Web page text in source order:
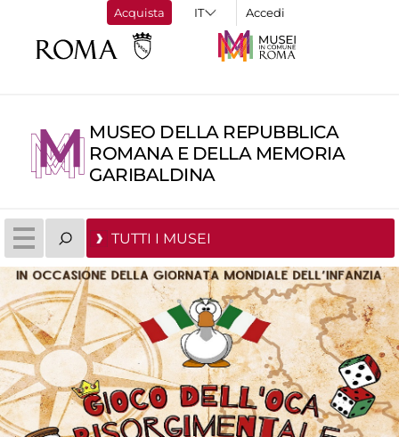
Acquista Accedi
MUSEO DELLA REPUBBLICA
ROMANA E DELLA MEMORIA
GARIBALDINA
TUTTI I MUSEI